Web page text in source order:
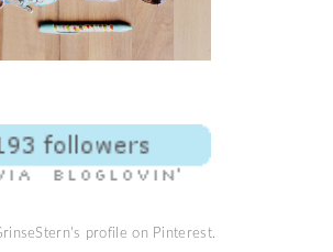
profile on Pinterest.